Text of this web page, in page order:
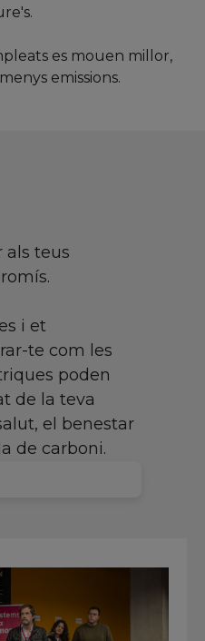
es mouen millor,
emissions.
als teus
i et
te com les
poden
de la teva
el benestar
de carboni.